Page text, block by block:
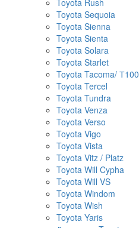
Toyota Rush
Toyota Sequoia
Toyota Sienna
Toyota Sienta
Toyota Solara
Toyota Starlet
Toyota Tacoma/ Т100
Toyota Tercel
Toyota Tundra
Toyota Venza
Toyota Verso
Toyota Vigo
Toyota Vista
Toyota Vitz / Platz
Toyota Will Cypha
Toyota Will VS
Toyota Windom
Toyota Wish
Toyota Yaris